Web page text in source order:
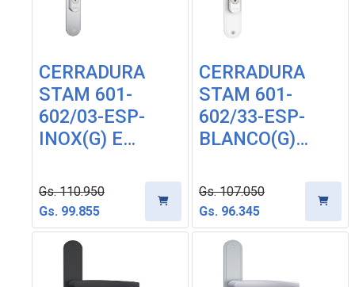
CERRADURA
STAM 601-
602/03-ESP-
INOX(G) E…
Gs. 110.950
Gs. 99.855
CERRADURA
STAM 601-
602/33-ESP-
BLANCO(G)…
Gs. 107.050
Gs. 96.345